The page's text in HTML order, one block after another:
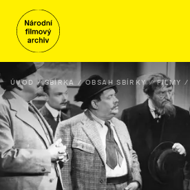
ÚVOD SBÍRKA OBSAH SBÍRKY FILMY